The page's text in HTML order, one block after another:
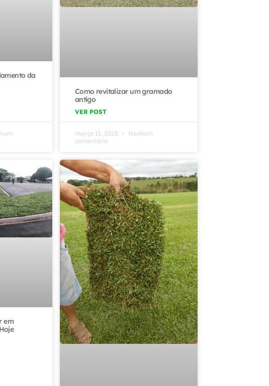
da
Como revitalizar um gramado
antigo
VER POST
março 11, 2025
Nenhum
comentário
em